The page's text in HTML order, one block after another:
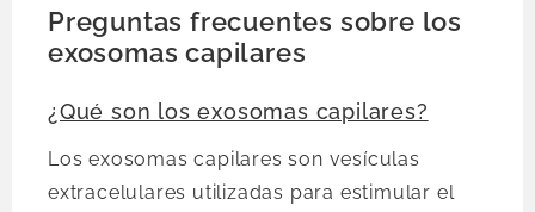
Preguntas frecuentes sobre los
exosomas capilares
¿Qué son los exosomas capilares?
Los exosomas capilares son vesículas
extracelulares utilizadas para estimular el